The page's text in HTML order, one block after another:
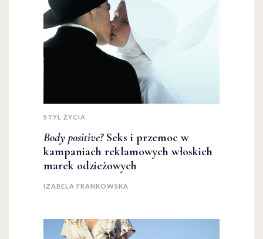
STYL ŻYCIA
Body positive?Seks i przemoc w
kampaniach reklamowych włoskich
marek odzieżowych
IZABELA FRANKOWSKA